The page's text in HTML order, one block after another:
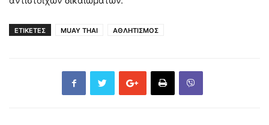
ΕΤΙΚΕΤΕΣ MUAY THAI ΑΘΛΗΤΙΣΜΟΣ